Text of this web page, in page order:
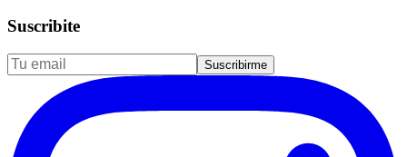
Suscribite
Suscribirme